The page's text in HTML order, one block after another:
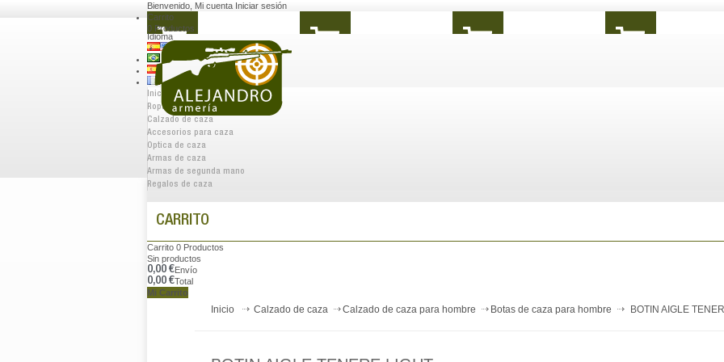
Bienvenido Mi cuenta Iniciar sesión
Carrito
0 Productos
Idioma
Inicio
Ropa de caza
Calzado de caza
Accesorios para caza
Optica de caza
Armas de caza
Armas de segunda mano
Regalos de caza
CARRITO
Carrito 0 Productos
Sin productos
0,00 €Envío
0,00 €Total
Mi Carrito
Inicio Calzado de caza Calzado de caza para hombre Botas de caza para hombre BOTIN AIGLE